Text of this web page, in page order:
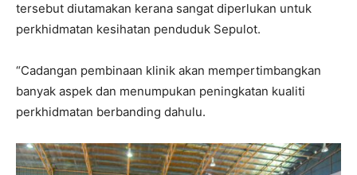
tersebut diutamakan kerana sangat diperlukan untuk
perkhidmatan kesihatan penduduk Sepulot.
“Cadangan pembinaan klinik akan mempertimbangkan
banyak aspek dan menumpukan peningkatan kualiti
perkhidmatan berbanding dahulu.